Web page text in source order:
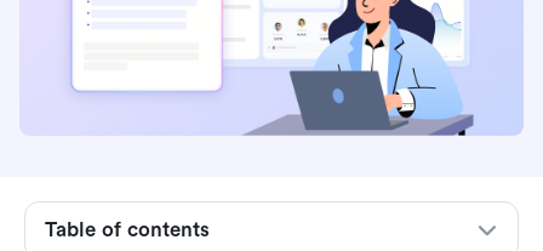
Table of contents